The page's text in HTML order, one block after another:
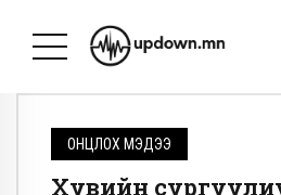
ОНЦЛОХ МЭДЭЭ
Хувийн